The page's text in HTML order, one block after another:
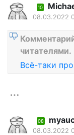
10
08.03.2022
читателями.
Всё-таки
08
08.03.2022